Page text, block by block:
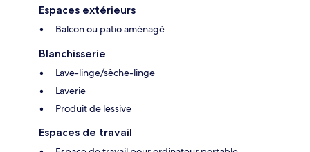
Espaces extérieurs
Balcon ou patio aménagé
Blanchisserie
Lave-linge/sèche-linge
Laverie
Produit de lessive
Espaces de travail